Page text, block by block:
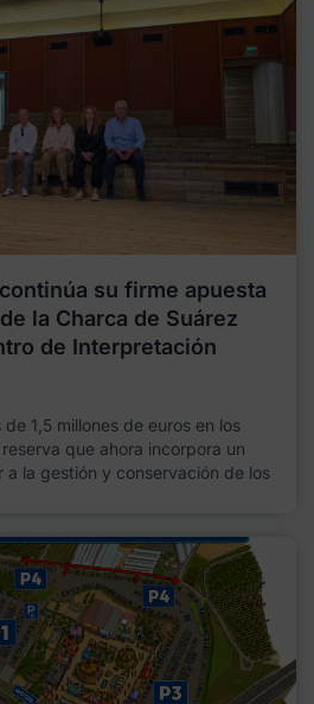
su firme apuesta
la Charca de Suárez
de Interpretación
1,5 millones de euros en los
que ahora incorpora un
a la gestión y conservación de los